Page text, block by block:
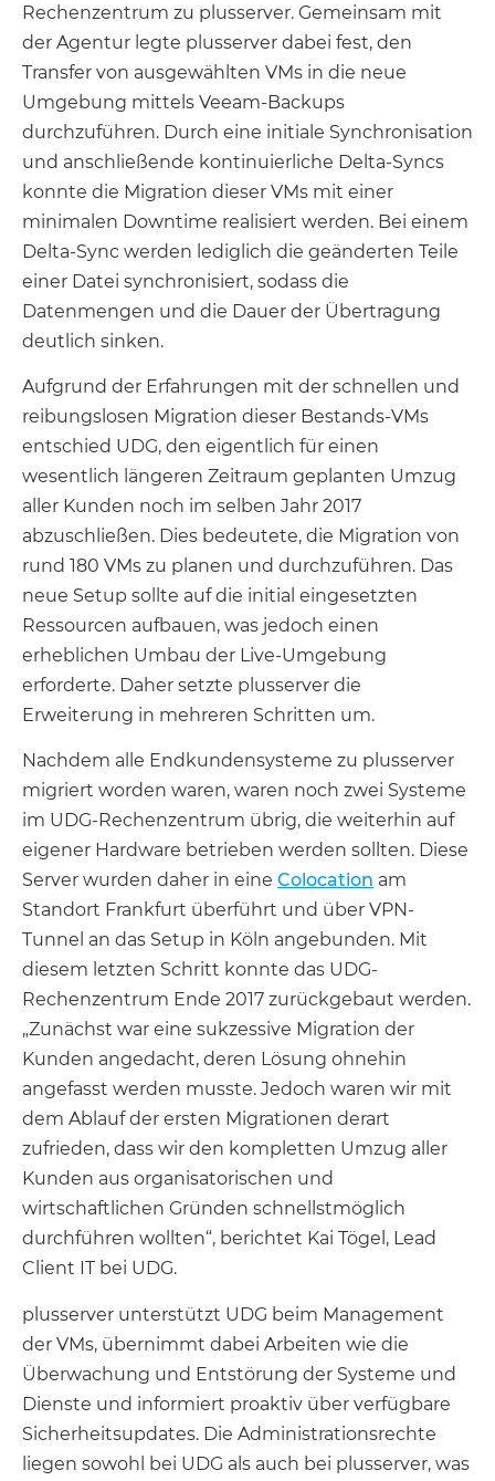
Rechenzentrum zu plusserver. Gemeinsam mit
der Agentur legte plusserver dabei fest, den
Transfer von ausgewählten VMs in die neue
Umgebung mittels Veeam-Backups
durchzuführen. Durch eine initiale Synchronisation
und anschließende kontinuierliche Delta-Syncs
konnte die Migration dieser VMs mit einer
minimalen Downtime realisiert werden. Bei einem
Delta-Sync werden lediglich die geänderten Teile
einer Datei synchronisiert, sodass die
Datenmengen und die Dauer der Übertragung
deutlich sinken.
Aufgrund der Erfahrungen mit der schnellen und
reibungslosen Migration dieser Bestands-VMs
entschied UDG, den eigentlich für einen
wesentlich längeren Zeitraum geplanten Umzug
aller Kunden noch im selben Jahr 2017
abzuschließen. Dies bedeutete, die Migration von
rund 180 VMs zu planen und durchzuführen. Das
neue Setup sollte auf die initial eingesetzten
Ressourcen aufbauen, was jedoch einen
erheblichen Umbau der Live-Umgebung
erforderte. Daher setzte plusserver die
Erweiterung in mehreren Schritten um.
Nachdem alle Endkundensysteme zu plusserver
migriert worden waren, waren noch zwei Systeme
im UDG-Rechenzentrum übrig, die weiterhin auf
eigener Hardware betrieben werden sollten. Diese
Server wurden daher in eine Colocation am
Standort Frankfurt überführt und über VPN-
Tunnel an das Setup in Köln angebunden. Mit
diesem letzten Schritt konnte das UDG-
Rechenzentrum Ende 2017 zurückgebaut werden.
„Zunächst war eine sukzessive Migration der
Kunden angedacht, deren Lösung ohnehin
angefasst werden musste. Jedoch waren wir mit
dem Ablauf der ersten Migrationen derart
zufrieden, dass wir den kompletten Umzug aller
Kunden aus organisatorischen und
wirtschaftlichen Gründen schnellstmöglich
durchführen wollten“, berichtet Kai Tögel, Lead
Client IT bei UDG.
plusserver unterstützt UDG beim Management
der VMs, übernimmt dabei Arbeiten wie die
Überwachung und Entstörung der Systeme und
Dienste und informiert proaktiv über verfügbare
Sicherheitsupdates. Die Administrationsrechte
liegen sowohl bei UDG als auch bei plusserver, was